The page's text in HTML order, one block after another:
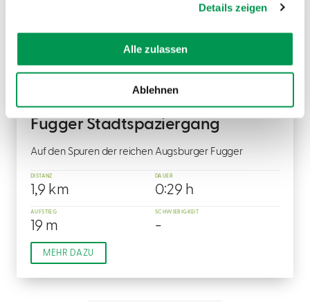
Details zeigen
Alle zulassen
Ablehnen
Fugger Stadtspaziergang
Auf den Spuren der reichen Augsburger Fugger
DISTANZ
1,9 km
DAUER
0:29 h
AUFSTIEG
19 m
SCHWIERIGKEIT
-
MEHR DAZU